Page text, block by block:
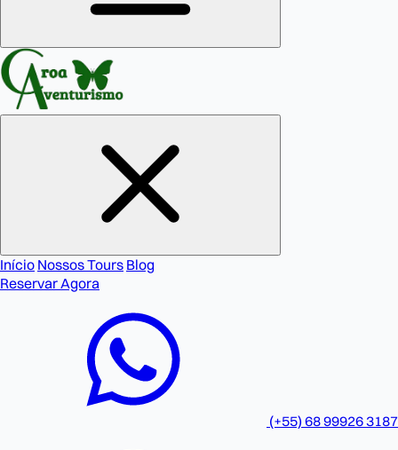
Início Nossos Tours Blog
Reservar Agora
(+55) 68 99926 3187